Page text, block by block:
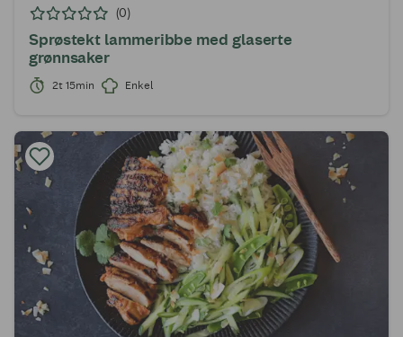
(0)
Sprøstekt lammeribbe med glaserte
grønnsaker
2t 15min Enkel